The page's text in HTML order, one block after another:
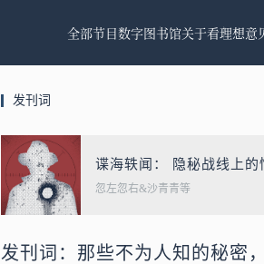
全部节目数字图书馆关于看理想意
发刊词
谍海轶闻： 隐秘战线上的
忽左忽右&沙青青等
发刊词：那些不为人知的秘密